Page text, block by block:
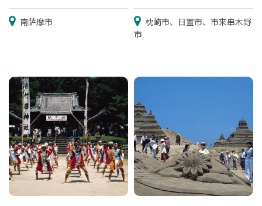
南萨摩市
枕崎市、日置市、市来串木野
市